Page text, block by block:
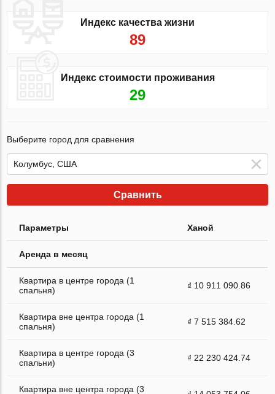
Индекс качества жизни
89
Индекс стоимости проживания
29
Выберите город для сравнения
Сравнить
Параметры Ханой
Аренда в месяц
Квартира в центре города (1
спальня)
₫ 10 911 090.86
Квартира вне центра города (1
спальня)
₫ 7 515 384.62
Квартира в центре города (3
спальни)
₫ 22 230 424.74
Квартира вне центра города (3